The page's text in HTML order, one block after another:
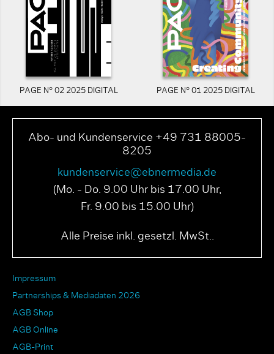
PAGE N° 02 2025 DIGITAL PAGE N° 01 2025 DIGITAL
Abo- und Kundenservice +49 731 88005-
8205
kundenservice@ebnermedia.de
(Mo. - Do. 9.00 Uhr bis 17.00 Uhr,
Fr. 9.00 bis 15.00 Uhr)
Alle Preise inkl. gesetzl. MwSt..
Impressum
Partnerships & Mediadaten 2026
AGB Shop
AGB Online
AGB-Print